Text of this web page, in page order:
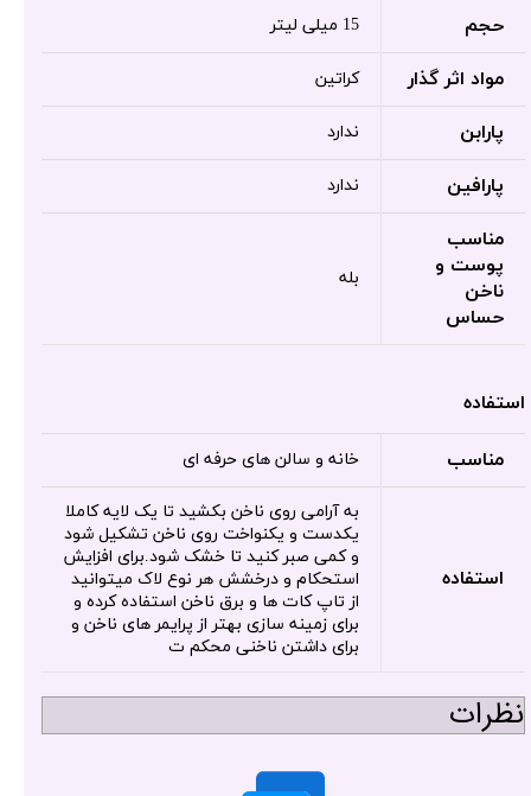
حجم 15 میلی لیتر
مواد اثر گذار کراتین
پارابن ندارد
پارافین ندارد
مناسب
پوست و
ناخن
حساس
بله
استفاده
مناسب خانه و سالن های حرفه ای
استفاده
به آرامی روی ناخن بکشید تا یک لایه کاملا
یکدست و یکنواخت روی ناخن تشکیل شود
و کمی صبر کنید تا خشک شود.برای افزایش
استحکام و درخشش هر نوع لاک میتوانید
از تاپ کات ها و برق ناخن استفاده کرده و
برای زمینه سازی بهتر از پرایمر های ناخن و
برای داشتن ناخنی محکم ت
نظرات